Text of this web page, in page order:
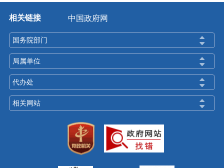
相关链接 中国政府网
国务院部门
局属单位
代办处
相关网站